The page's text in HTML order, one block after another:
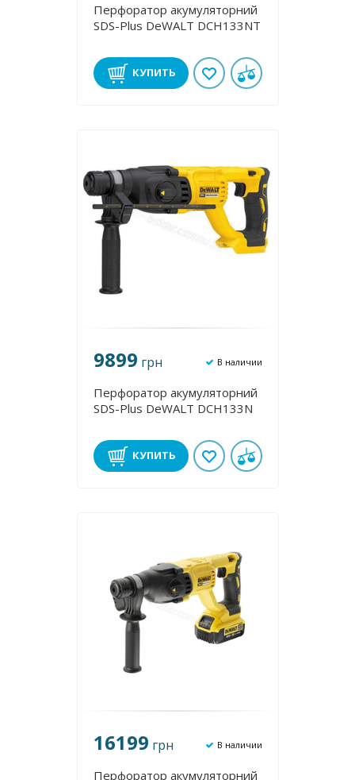
Перфоратор акумуляторний
SDS-Plus DeWALT DCH133NT
КУПИТЬ
9899 грн В наличии
Перфоратор акумуляторний
SDS-Plus DeWALT DCH133N
КУПИТЬ
16199 грн В наличии
Перфоратор акумуляторний